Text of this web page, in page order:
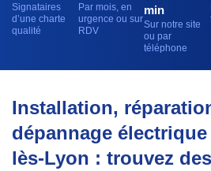
Signataires
d’une charte
qualité
Par mois, en
urgence ou sur
RDV
min
Sur notre site
ou par
téléphone
Installation,
dépannage
lès-Lyon : trouvez